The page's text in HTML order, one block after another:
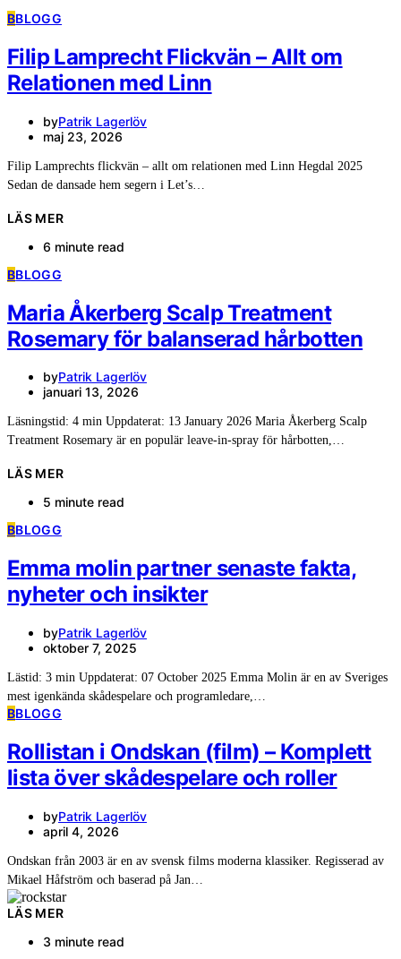
BBLOGG
Filip Lamprecht Flickvän – Allt om
Relationen med Linn
byPatrik Lagerlöv
maj 23, 2026
Filip Lamprechts flickvän – allt om relationen med Linn Hegdal 2025
Sedan de dansade hem segern i Let’s…
LÄS MER
6 minute read
BBLOGG
Maria Åkerberg Scalp Treatment
Rosemary för balanserad hårbotten
byPatrik Lagerlöv
januari 13, 2026
Läsningstid: 4 min Uppdaterat: 13 January 2026 Maria Åkerberg Scalp
Treatment Rosemary är en populär leave-in-spray för hårbotten,…
LÄS MER
5 minute read
BBLOGG
Emma molin partner senaste fakta,
nyheter och insikter
byPatrik Lagerlöv
oktober 7, 2025
Lästid: 3 min Uppdaterat: 07 October 2025 Emma Molin är en av Sveriges
mest igenkända skådespelare och programledare,…
BBLOGG
Rollistan i Ondskan (film) – Komplett
lista över skådespelare och roller
byPatrik Lagerlöv
april 4, 2026
Ondskan från 2003 är en av svensk films moderna klassiker. Regisserad av
Mikael Håfström och baserad på Jan…
LÄS MER
3 minute read